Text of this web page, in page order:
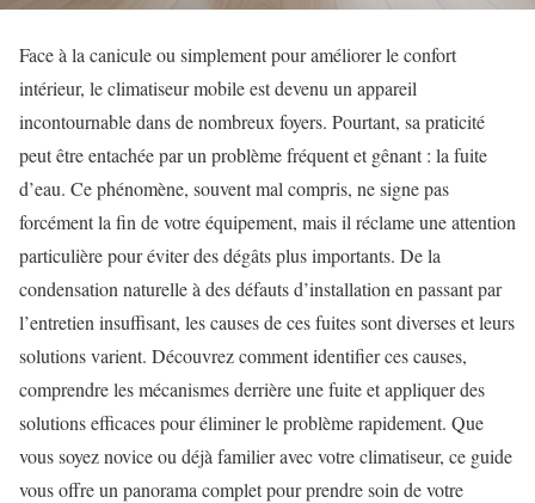
Face à la canicule ou simplement pour améliorer le confort
intérieur, le climatiseur mobile est devenu un appareil
incontournable dans de nombreux foyers. Pourtant, sa praticité
peut être entachée par un problème fréquent et gênant : la fuite
d’eau. Ce phénomène, souvent mal compris, ne signe pas
forcément la fin de votre équipement, mais il réclame une attention
particulière pour éviter des dégâts plus importants. De la
condensation naturelle à des défauts d’installation en passant par
l’entretien insuffisant, les causes de ces fuites sont diverses et leurs
solutions varient. Découvrez comment identifier ces causes,
comprendre les mécanismes derrière une fuite et appliquer des
solutions efficaces pour éliminer le problème rapidement. Que
vous soyez novice ou déjà familier avec votre climatiseur, ce guide
vous offre un panorama complet pour prendre soin de votre